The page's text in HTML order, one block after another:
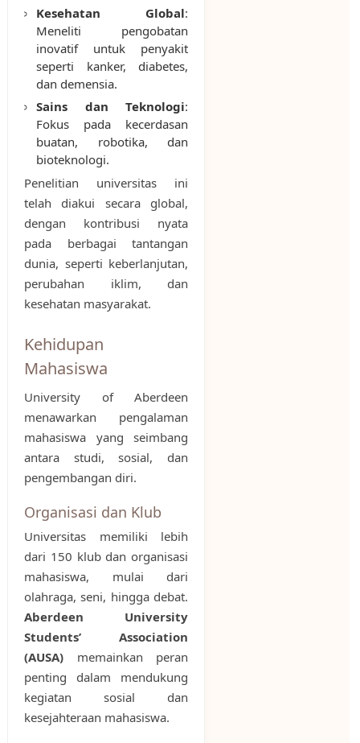
Kesehatan Global:
Meneliti pengobatan
inovatif untuk penyakit
seperti kanker, diabetes,
dan demensia.
Sains dan Teknologi:
Fokus pada kecerdasan
buatan, robotika, dan
bioteknologi.
Penelitian universitas ini
telah diakui secara global,
dengan kontribusi nyata
pada berbagai tantangan
dunia, seperti keberlanjutan,
perubahan iklim, dan
kesehatan masyarakat.
Kehidupan
Mahasiswa
University of Aberdeen
menawarkan pengalaman
mahasiswa yang seimbang
antara studi, sosial, dan
pengembangan diri.
Organisasi dan Klub
Universitas memiliki lebih
dari 150 klub dan organisasi
mahasiswa, mulai dari
olahraga, seni, hingga debat.
Aberdeen University
Students’ Association
(AUSA)memainkan peran
penting dalam mendukung
kegiatan sosial dan
kesejahteraan mahasiswa.